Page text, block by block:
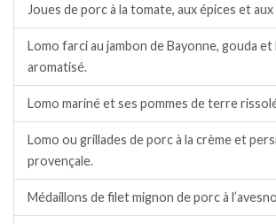
Joues de porc à la tomate, aux épices et
Lomo farci au jambon de Bayonne, gouda
aromatisé.
Lomo mariné et ses pommes de terre
Lomo ou grillades de porc à la crème et
provençale.
Médaillons de filet mignon de porc à